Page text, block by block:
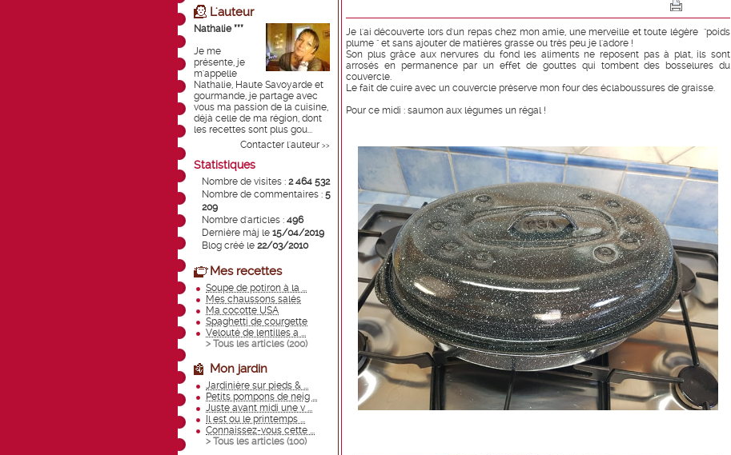
L'auteur
Nathalie ***
Je me
présente, je
m'appelle
Nathalie, Haute Savoyarde et
gourmande, je partage avec
vous ma passion de la cuisine,
déjà celle de ma région, dont
les recettes sont plus gou...
Contacter l'auteur >>
Statistiques
Nombre de visites : 2 464 532
Nombre de commentaires : 5
209
Nombre d'articles : 496
Dernière màj le 15/04/2019
Blog créé le 22/03/2010
Mes recettes
Soupe de potiron à la ...
Mes chaussons salés
Ma cocotte USA
Spaghetti de courgette
Velouté de lentilles a ...
> Tous les articles (200)
Mon jardin
Jardinière sur pieds & ...
Petits pompons de neig ...
Juste avant midi une v ...
Il est ou le printemps ...
Connaissez-vous cette ...
> Tous les articles (100)
Je l'ai découverte lors d'un repas chez mon amie, une merveille et toute légère "poids
plume " et sans ajouter de matières grasse ou très peu je l'adore !
Son plus grâce aux nervures du fond les aliments ne reposent pas à plat, ils sont
arrosés en permanence par un effet de gouttes qui tombent des bosselures du
couvercle.
Le fait de cuire avec un couvercle préserve mon four des éclaboussures de graisse.
Pour ce midi : saumon aux légumes un régal !